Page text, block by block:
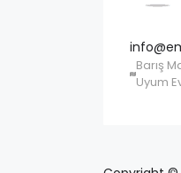
Barış
Uyum